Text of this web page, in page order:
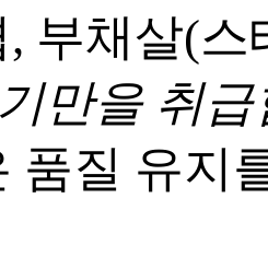
, 부채살(
만을 취
품질 유지